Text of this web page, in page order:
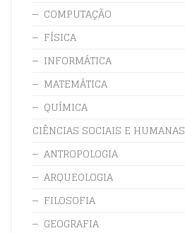
COMPUTAÇÃO
FÍSICA
INFORMÁTICA
MATEMÁTICA
QUÍMICA
CIÊNCIAS SOCIAIS E HUMANAS
ANTROPOLOGIA
ARQUEOLOGIA
FILOSOFIA
GEOGRAFIA